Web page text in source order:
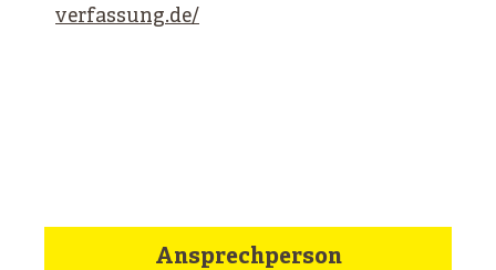
verfassung.de/
Ansprechperson